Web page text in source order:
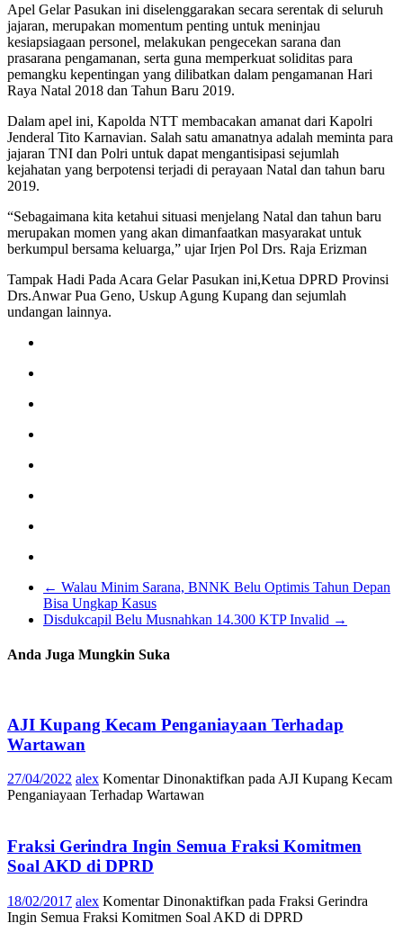
Apel Gelar Pasukan ini diselenggarakan secara serentak di seluruh
jajaran, merupakan momentum penting untuk meninjau
kesiapsiagaan personel, melakukan pengecekan sarana dan
prasarana pengamanan, serta guna memperkuat soliditas para
pemangku kepentingan yang dilibatkan dalam pengamanan Hari
Raya Natal 2018 dan Tahun Baru 2019.
Dalam apel ini, Kapolda NTT membacakan amanat dari Kapolri
Jenderal Tito Karnavian. Salah satu amanatnya adalah meminta para
jajaran TNI dan Polri untuk dapat mengantisipasi sejumlah
kejahatan yang berpotensi terjadi di perayaan Natal dan tahun baru
2019.
“Sebagaimana kita ketahui situasi menjelang Natal dan tahun baru
merupakan momen yang akan dimanfaatkan masyarakat untuk
berkumpul bersama keluarga,” ujar Irjen Pol Drs. Raja Erizman
Tampak Hadi Pada Acara Gelar Pasukan ini,Ketua DPRD Provinsi
Drs.Anwar Pua Geno, Uskup Agung Kupang dan sejumlah
undangan lainnya.
← Walau Minim Sarana, BNNK Belu Optimis Tahun Depan
Bisa Ungkap Kasus
Disdukcapil Belu Musnahkan 14.300 KTP Invalid →
Anda Juga Mungkin Suka
AJI Kupang Kecam Penganiayaan Terhadap
Wartawan
27/04/2022 alex Komentar Dinonaktifkan pada AJI Kupang Kecam
Penganiayaan Terhadap Wartawan
Fraksi Gerindra Ingin Semua Fraksi Komitmen
Soal AKD di DPRD
18/02/2017 alex Komentar Dinonaktifkan pada Fraksi Gerindra
Ingin Semua Fraksi Komitmen Soal AKD di DPRD